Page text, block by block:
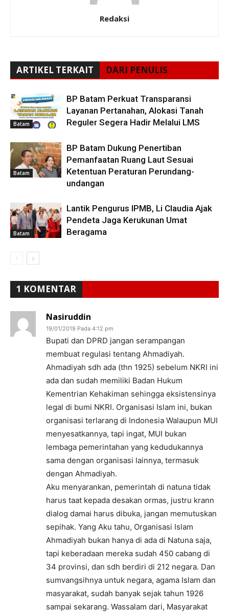
Redaksi
ARTIKEL TERKAIT DARI PENULIS
Batam
BP Batam Perkuat Transparansi
Layanan Pertanahan, Alokasi Tanah
Reguler Segera Hadir Melalui LMS
Batam
BP Batam Dukung Penertiban
Pemanfaatan Ruang Laut Sesuai
Ketentuan Peraturan Perundang-
undangan
Batam
Lantik Pengurus IPMB, Li Claudia Ajak
Pendeta Jaga Kerukunan Umat
Beragama
1 KOMENTAR
Nasiruddin
19/01/2019 Pada 4:12 pm
Bupati dan DPRD jangan serampangan
membuat regulasi tentang Ahmadiyah.
Ahmadiyah sdh ada (thn 1925) sebelum NKRI ini
ada dan sudah memiliki Badan Hukum
Kementrian Kehakiman sehingga eksistensinya
legal di bumi NKRI. Organisasi Islam ini, bukan
organisasi terlarang di Indonesia Walaupun MUI
menyesatkannya, tapi ingat, MUI bukan
lembaga pemerintahan yang kedudukannya
sama dengan organisasi lainnya, termasuk
dengan Ahmadiyah.
Aku menyarankan, pemerintah di natuna tidak
harus taat kepada desakan ormas, justru krann
dialog damai harus dibuka, jangan memutuskan
sepihak. Yang Aku tahu, Organisasi Islam
Ahmadiyah bukan hanya di ada di Natuna saja,
tapi keberadaan mereka sudah 450 cabang di
34 provinsi, dan sdh berdiri di 212 negara. Dan
sumvangsihnya untuk negara, agama Islam dan
masyarakat, sudah banyak sejak tahun 1926
sampai sekarang. Wassalam dari, Masyarakat